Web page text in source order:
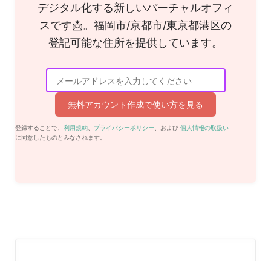
デジタル化する新しいバーチャルオフィ
スです📩。福岡市/京都市/東京都港区の
登記可能な住所を提供しています。
無料アカウント作成で使い方を見る
登録することで、 利用規約 プライバシーポリシー 、および 個人情報の取扱い
に同意したものとみなされます。